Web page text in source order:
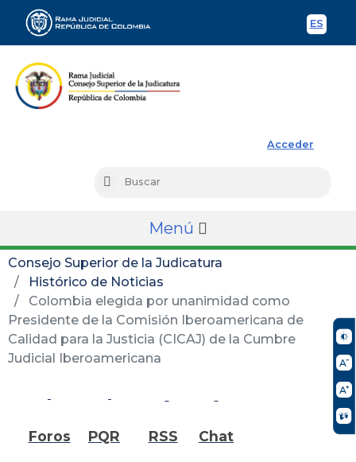
ES
Acceder
Buscar
Menú
Consejo Superior de la Judicatura
Histórico de Noticias
Colombia elegida por unanimidad como
Presidente de la Comisión Iberoamericana de
Calidad para la Justicia (CICAJ) de la Cumbre
Judicial Iberoamericana
Foros PQR RSS Chat